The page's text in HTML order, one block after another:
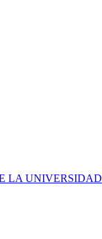
LA UNIVERSIDAD